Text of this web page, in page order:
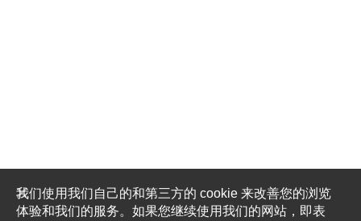
我们使用我们自己的和第三方的 cookie 来改善您的浏览
体验和我们的服务。如果您继续使用我们的网站，即表